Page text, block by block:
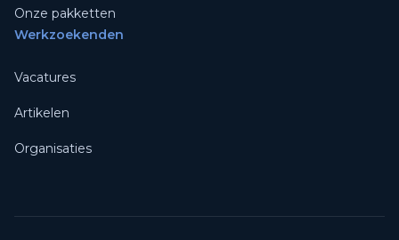
Onze pakketten
Werkzoekenden
Vacatures
Artikelen
Organisaties